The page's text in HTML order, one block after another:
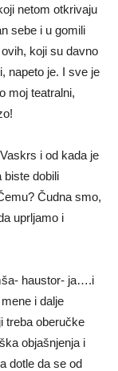
netom otkrivaju
sebe i u gomili
koji su davno
napeto je. I sve je
moj teatralni,
i od kada je
biste dobili
Čudna smo,
uprljamo i
haustor- ja….i
i dalje
treba oberučke
objašnjenja i
dotle da se od